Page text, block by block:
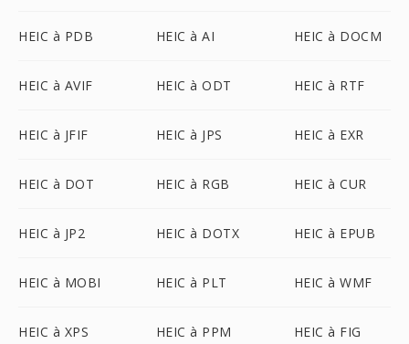
HEIC à PDB HEIC à AI HEIC à DOCM
HEIC à AVIF HEIC à ODT HEIC à RTF
HEIC à JFIF HEIC à JPS HEIC à EXR
HEIC à DOT HEIC à RGB HEIC à CUR
HEIC à JP2 HEIC à DOTX HEIC à EPUB
HEIC à MOBI HEIC à PLT HEIC à WMF
HEIC à XPS HEIC à PPM HEIC à FIG